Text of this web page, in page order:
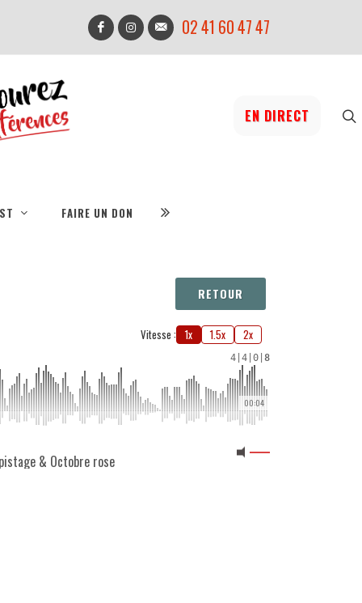
02 41 60 47 47
EN DIRECT
FAIRE UN DON
RETOUR
Vitesse : 1x 1.5x 2x
4 4 0 8
00:04
& Octobre rose